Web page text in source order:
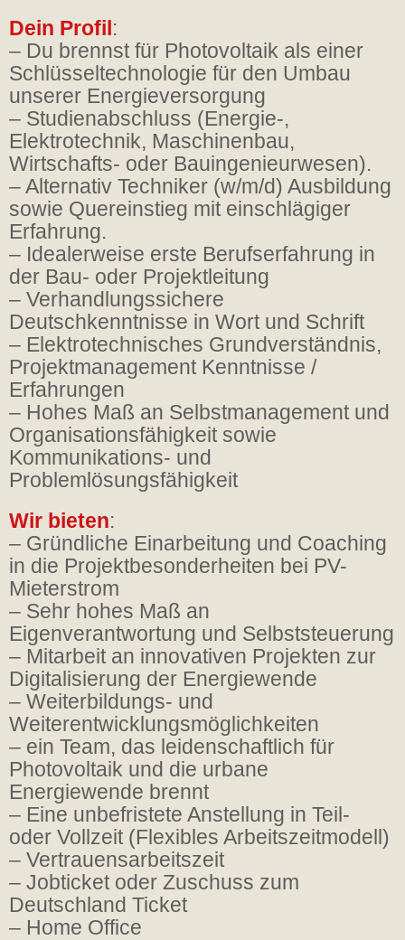
Dein Profil:
– Du brennst für Photovoltaik als einer
Schlüsseltechnologie für den Umbau
unserer Energieversorgung
– Studienabschluss (Energie-,
Elektrotechnik, Maschinenbau,
Wirtschafts- oder Bauingenieurwesen).
– Alternativ Techniker (w/m/d) Ausbildung
sowie Quereinstieg mit einschlägiger
Erfahrung.
– Idealerweise erste Berufserfahrung in
der Bau- oder Projektleitung
– Verhandlungssichere
Deutschkenntnisse in Wort und Schrift
– Elektrotechnisches Grundverständnis,
Projektmanagement Kenntnisse /
Erfahrungen
– Hohes Maß an Selbstmanagement und
Organisationsfähigkeit sowie
Kommunikations- und
Problemlösungsfähigkeit
Wir bieten:
– Gründliche Einarbeitung und Coaching
in die Projektbesonderheiten bei PV-
Mieterstrom
– Sehr hohes Maß an
Eigenverantwortung und Selbststeuerung
– Mitarbeit an innovativen Projekten zur
Digitalisierung der Energiewende
– Weiterbildungs- und
Weiterentwicklungsmöglichkeiten
– ein Team, das leidenschaftlich für
Photovoltaik und die urbane
Energiewende brennt
– Eine unbefristete Anstellung in Teil-
oder Vollzeit (Flexibles Arbeitszeitmodell)
– Vertrauensarbeitszeit
– Jobticket oder Zuschuss zum
Deutschland Ticket
– Home Office